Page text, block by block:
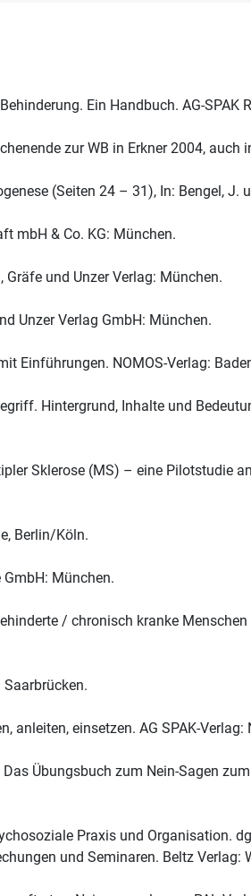
Ein Handbuch. AG-SPAK
zur WB in Erkner 2004, auch
(Seiten 24 – 31), In: Bengel, J.
mbH & Co. KG: München.
und Unzer Verlag: München.
Unzer Verlag GmbH: München.
Einführungen. NOMOS-Verlag:
Hintergrund, Inhalte und
Sklerose (MS) – eine Pilotstudie
Berlin/Köln.
München.
/ chronisch kranke
einsetzen. AG SPAK-Verlag:
Übungsbuch zum Nein-Sagen
Praxis und Organisation.
und Seminaren. Beltz Verlag: